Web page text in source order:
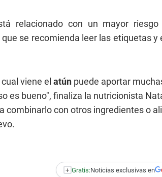
relacionado con un mayor
se recomienda leer las etiquetas
viene el atún puede aportar
es bueno", finaliza la nutricionista
combinarlo con otros ingredientes o
+ Gratis:Noticias exclusivas en